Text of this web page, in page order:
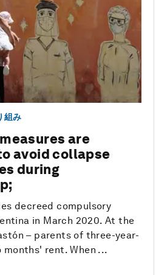
組み
are
avoid collapse
during
decreed compulsory
in March 2020. At the
– parents of three-year-
rent. When ...